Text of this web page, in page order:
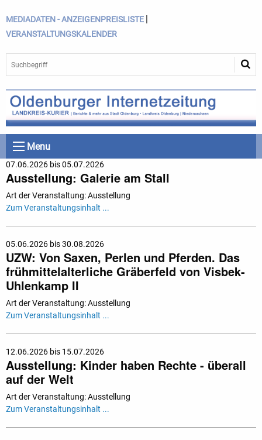
MEDIADATEN - ANZEIGENPREISLISTE |
VERANSTALTUNGSKALENDER
Menu
07.06.2026 bis 05.07.2026
Ausstellung: Galerie am Stall
Art der Veranstaltung: Ausstellung
Zum Veranstaltungsinhalt ...
05.06.2026 bis 30.08.2026
UZW: Von Saxen, Perlen und Pferden. Das
frühmittelalterliche Gräberfeld von Visbek-
Uhlenkamp II
Art der Veranstaltung: Ausstellung
Zum Veranstaltungsinhalt ...
12.06.2026 bis 15.07.2026
Ausstellung: Kinder haben Rechte - überall
auf der Welt
Art der Veranstaltung: Ausstellung
Zum Veranstaltungsinhalt ...